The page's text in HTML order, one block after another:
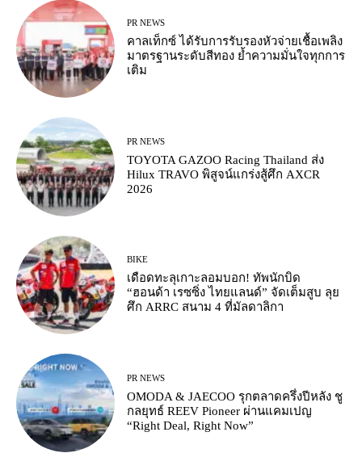
PR NEWS
คาลเท็กซ์ ได้รับการรับรองหัวจ่ายเชื้อเพลิง
มาตรฐานระดับสีทอง ย้ำความมั่นใจทุกการ
เติม
PR NEWS
TOYOTA GAZOO Racing Thailand ส่ง
Hilux TRAVO พิสูจน์แกร่งสู้ศึก AXCR
2026
BIKE
เดือดทะลุเกาะลอมบอก! ทัพนักบิด
“ฮอนด้า เรซซิ่ง ไทยแลนด์” จัดเต็มสูบ ลุย
ศึก ARRC สนาม 4 ที่มัลดาลิกา
PR NEWS
OMODA & JAECOO รุกตลาดครึ่งปีหลัง ชู
กลยุทธ์ REEV Pioneer ผ่านแคมเปญ
“Right Deal, Right Now”